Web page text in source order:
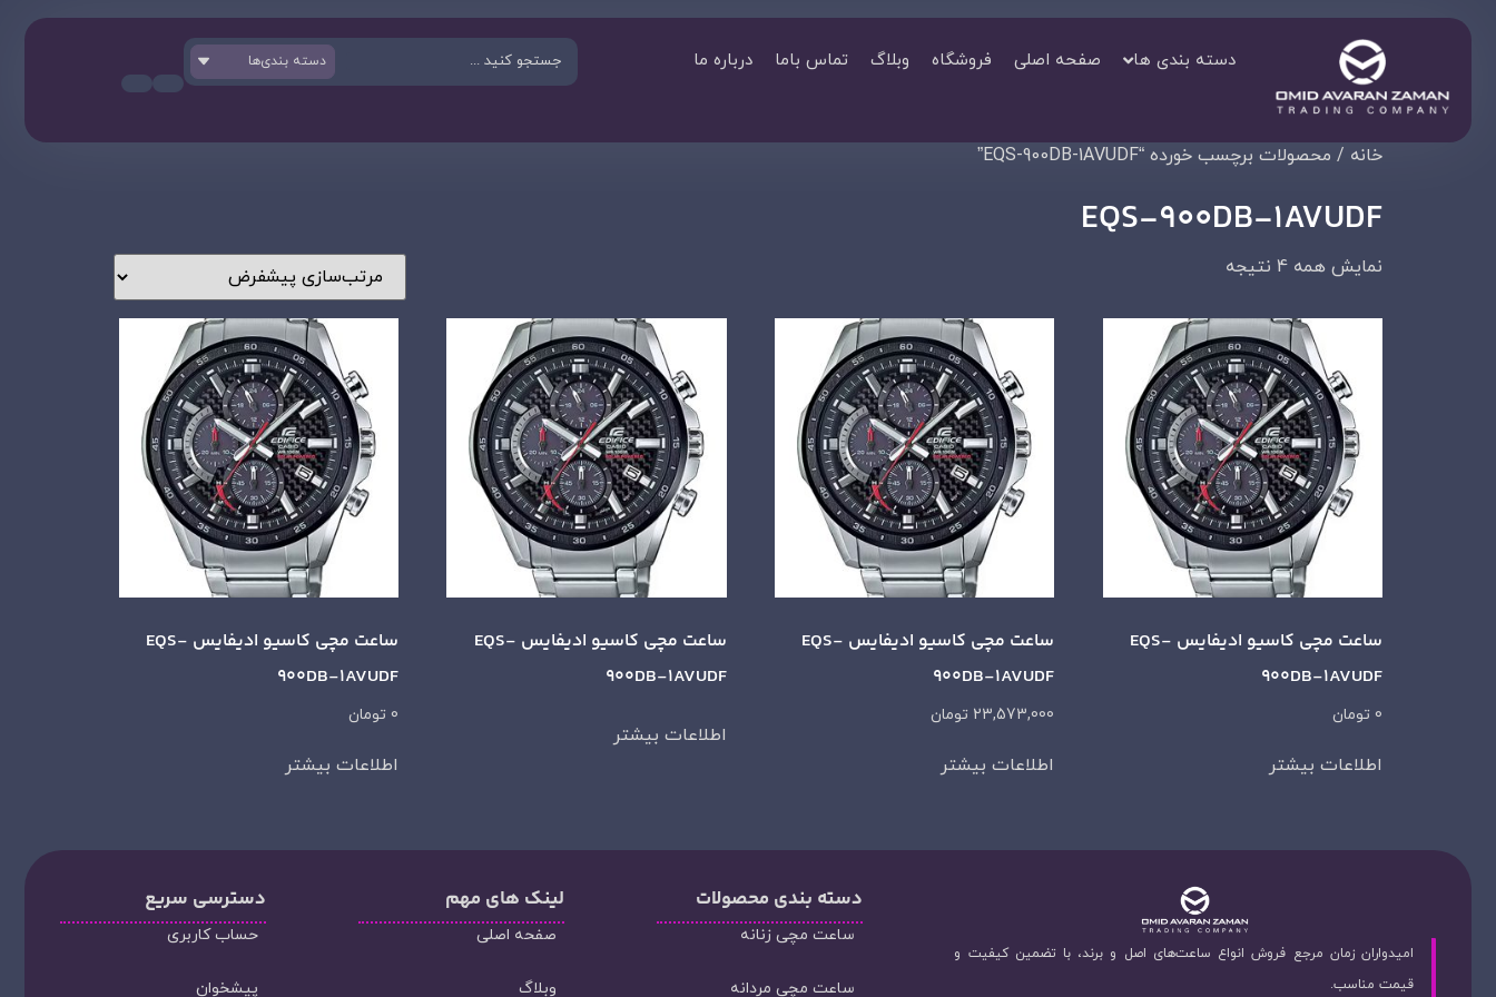
دسته بندی ها صفحه اصلی فروشگاه وبلاگ تماس باما درباره ما دسته بندی‌ها
خانه / محصولات برچسب خورده “EQS-900DB-1AVUDF”
EQS-900DB-1AVUDF
نمایش همه 4 نتیجه
ساعت مچی کاسیو ادیفایس EQS-
900DB-1AVUDF
0 تومان
اطلاعات بیشتر
ساعت مچی کاسیو ادیفایس EQS-
900DB-1AVUDF
23,573,000 تومان
اطلاعات بیشتر
ساعت مچی کاسیو ادیفایس EQS-
900DB-1AVUDF
اطلاعات بیشتر
ساعت مچی کاسیو ادیفایس EQS-
900DB-1AVUDF
0 تومان
اطلاعات بیشتر
امیدواران زمان مرجع فروش انواع ساعت‌های اصل و برند، با تضمین کیفیت و
قیمت مناسب.
دسته‌ بندی محصولات
ساعت مچی زنانه
ساعت مچی مردانه
لینک های مهم
صفحه اصلی
وبلاگ
دسترسی سریع
حساب کاربری
پیشخوان